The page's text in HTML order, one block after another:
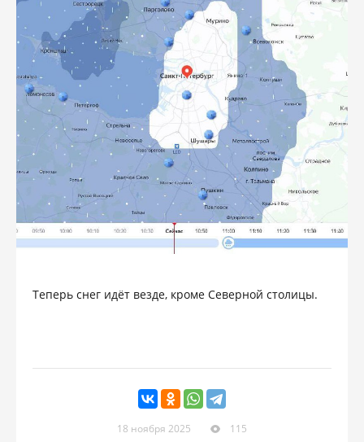
Теперь снег идёт везде, кроме Северной столицы.
18 ноября 2025 115